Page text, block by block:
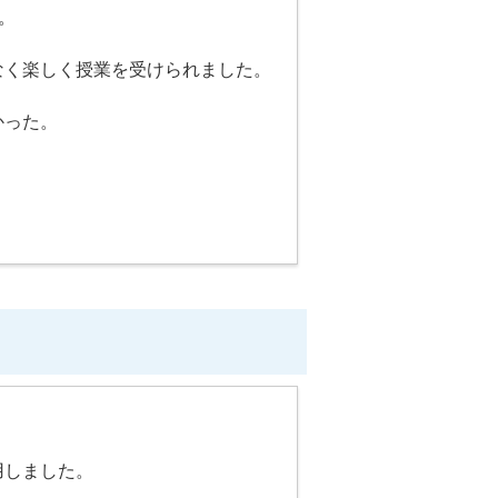
楽しく授業を受けられました。
た。
ました。